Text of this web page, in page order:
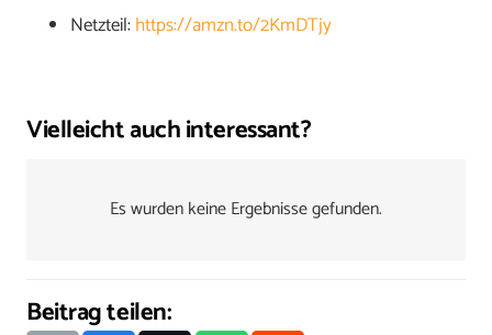
Netzteil:https://amzn.to/2KmDTjy
Vielleicht auch interessant?
Es wurden keine Ergebnisse gefunden.
Beitrag teilen: